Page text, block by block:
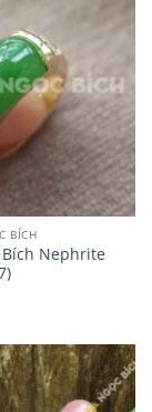
BÍCH
Nephrite